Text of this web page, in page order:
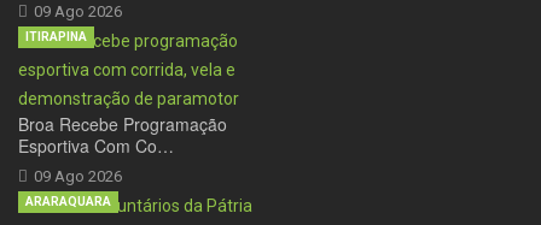
09 Ago 2026
Broa Recebe Programação
Esportiva Com Co…
09 Ago 2026
ITIRAPINA
ARARAQUARA